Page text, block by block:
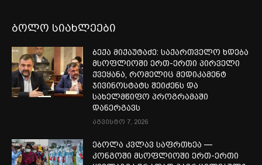
ბოლო სიახლეები
ბექა მიქაუტაძე: საქართველო ხდება
მსოფლიოში ერთ-ერთი პირველი
ქვეყანა, რომელიც მედიკამენტ
ჯივინოსტატს შეიძენს და
სახელმწიფო პროგრამაში
დანერგავს
აგვისტო 7, 2026
ებოლა კვლავ საფრთხეა —
კონგოში მსოფლიოში ერთ-ერთი